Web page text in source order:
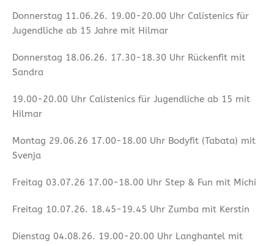
Donnerstag 11.06.26. 19.00-20.00 Uhr Calistenics für
Jugendliche ab 15 Jahre mit Hilmar
Donnerstag 18.06.26. 17.30-18.30 Uhr Rückenfit mit
Sandra
19.00-20.00 Uhr Calistenics für Jugendliche ab 15 mit
Hilmar
Montag 29.06.26 17.00-18.00 Uhr Bodyfit (Tabata) mit
Svenja
Freitag 03.07.26 17.00-18.00 Uhr Step & Fun mit Michi
Freitag 10.07.26. 18.45-19.45 Uhr Zumba mit Kerstin
Dienstag 04.08.26. 19.00-20.00 Uhr Langhantel mit